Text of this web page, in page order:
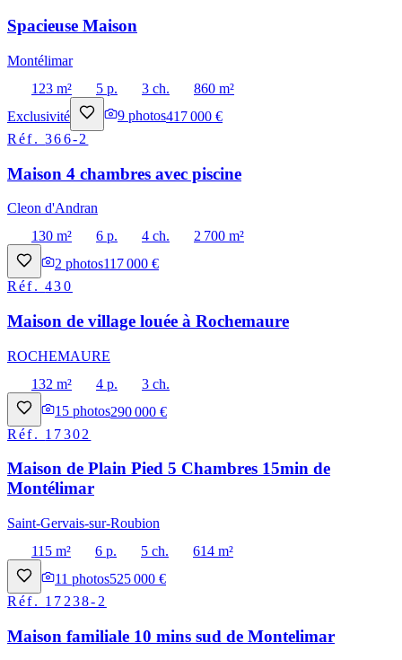
Spacieuse Maison
Montélimar
123 m²
5 p. 3 ch.
860 m²
Exclusivité
9 photos417 000 €
Réf.366-2
Maison 4 chambres avec piscine
Cleon d'Andran
130 m²
6 p. 4 ch.
2 700 m²
2 photos117 000 €
Réf.430
Maison de village louée à Rochemaure
ROCHEMAURE
132 m²
4 p.
3 ch.
15 photos290 000 €
Réf. 17302
Maison de Plain Pied 5 Chambres 15min de
Montélimar
Saint-Gervais-sur-Roubion
115 m²
6 p. 5 ch.
614 m²
11 photos525 000 €
Réf. 17238-2
Maison familiale 10 mins sud de Montelimar